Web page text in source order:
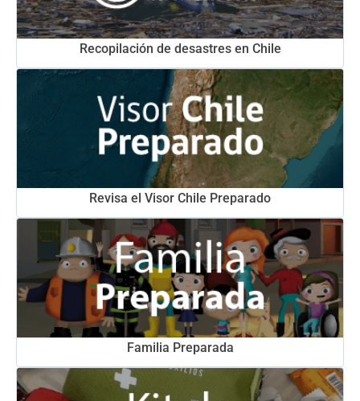
Recopilación de desastres en Chile
Revisa el Visor Chile Preparado
Familia Preparada